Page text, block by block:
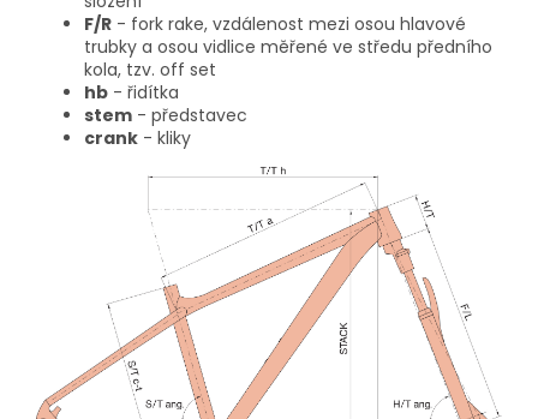
F/R - fork rake, vzdálenost mezi osou hlavové
trubky a osou vidlice měřené ve středu předního
kola, tzv. off set
hb - řidítka
stem - představec
crank - kliky